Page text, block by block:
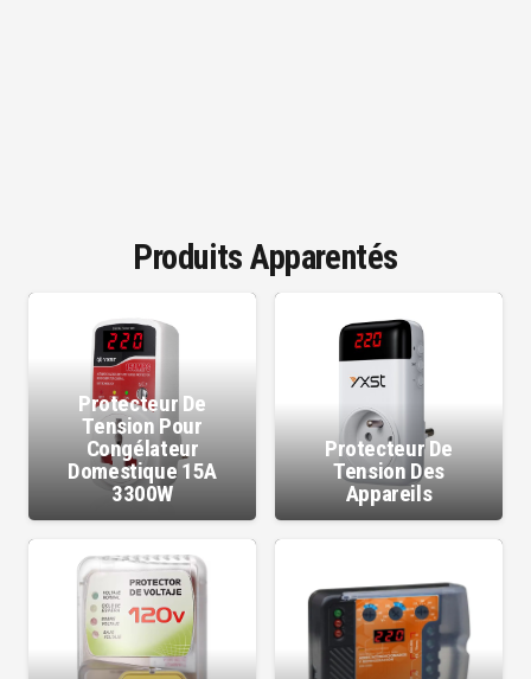
Produits Apparentés
Protecteur De
Tension Pour
Congélateur
Domestique 15A
3300W
Protecteur De
Tension Des
Appareils